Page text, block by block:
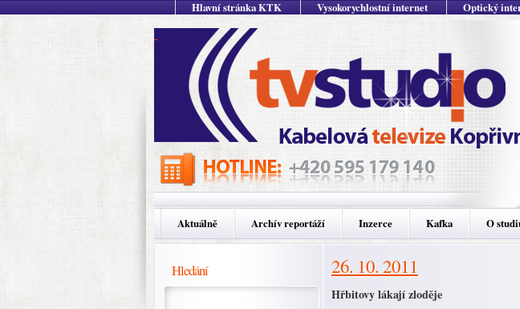
Hlavní stránka KTK Vysokorychlostní internet Optický
Aktuálně Archív reportáží Inzerce Kafka O
Hledání 26. 10. 2011
Hřbitovy lákají zloděje